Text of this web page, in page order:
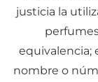
justicia la
equivalencia;
nombre o